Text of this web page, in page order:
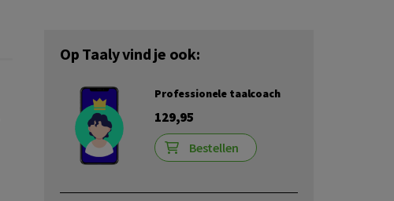
Op Taaly vind je ook:
Professionele taalcoach
129,95
Bestellen